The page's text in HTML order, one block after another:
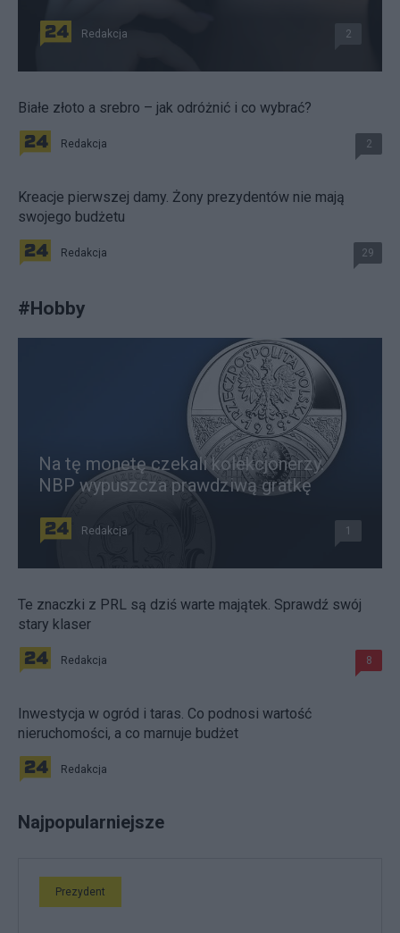
Redakcja 2
Białe złoto a srebro – jak odróżnić i co wybrać?
Redakcja 2
Kreacje pierwszej damy. Żony prezydentów nie mają
swojego budżetu
Redakcja 29
#Hobby
Na tę monetę czekali kolekcjonerzy.
NBP wypuszcza prawdziwą gratkę
Redakcja 1
Te znaczki z PRL są dziś warte majątek. Sprawdź swój
stary klaser
Redakcja 8
Inwestycja w ogród i taras. Co podnosi wartość
nieruchomości, a co marnuje budżet
Redakcja
Najpopularniejsze
Prezydent